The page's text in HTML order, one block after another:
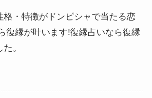
格・特徴がドンピシャで当たる恋
復縁が叶います!復縁占いなら復縁
。